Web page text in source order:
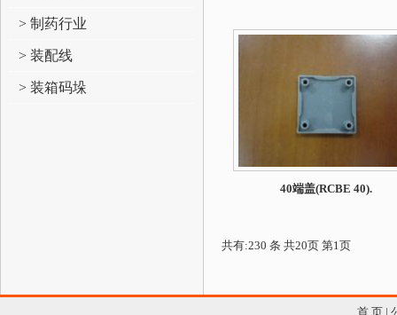
> 制药行业
> 装配线
> 装箱码垛
40端盖(RCBE 40).
共有:230 条 共20页 第1页
首 页|